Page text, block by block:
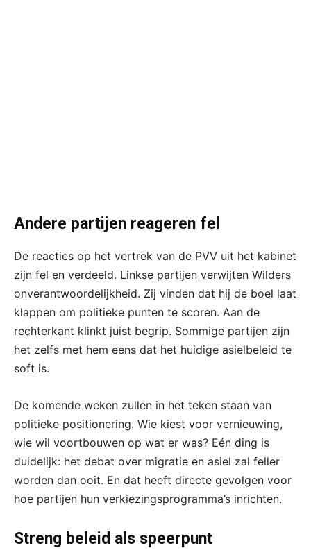
Andere partijen reageren fel
De reacties op het vertrek van de PVV uit het kabinet
zijn fel en verdeeld. Linkse partijen verwijten Wilders
onverantwoordelijkheid. Zij vinden dat hij de boel laat
klappen om politieke punten te scoren. Aan de
rechterkant klinkt juist begrip. Sommige partijen zijn
het zelfs met hem eens dat het huidige asielbeleid te
soft is.
De komende weken zullen in het teken staan van
politieke positionering. Wie kiest voor vernieuwing,
wie wil voortbouwen op wat er was? Eén ding is
duidelijk: het debat over migratie en asiel zal feller
worden dan ooit. En dat heeft directe gevolgen voor
hoe partijen hun verkiezingsprogramma’s inrichten.
Streng beleid als speerpunt